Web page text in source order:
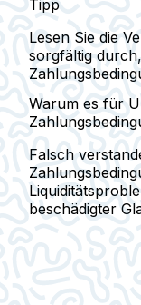
Tipp
Lesen Sie die
sorgfältig
Warum es für
Falsch
beschädigter